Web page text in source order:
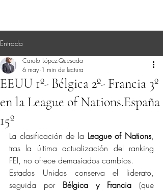
Entrada
EEUU 1º- Bélgica 2º- Francia 3º
en la League of Nations.España
15º
Carolo López-Quesada
6 may 1 min de lectura
La clasificación de la League of Nations,
tras la última actualización del ranking
FEI, no ofrece demasiados cambios.
Estados Unidos conserva el liderato,
seguida por Bélgica y Francia (que